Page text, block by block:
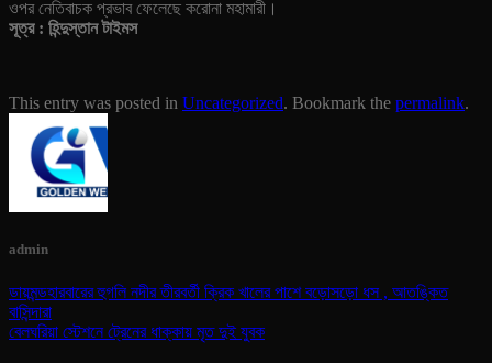
ওপর নেতিবাচক প্রভাব ফেলেছে করোনা মহামারী।
সূত্র : হিন্দুস্তান টাইমস
This entry was posted in Uncategorized. Bookmark the permalink.
admin
ডায়মন্ডহারবারের হুগলি নদীর তীরবর্তী ক্রিক খালের পাশে বড়োসড়ো ধস , আতঙ্কিত
বাসিন্দারা
বেলঘরিয়া স্টেশনে ট্রেনের ধাক্কায় মৃত দুই যুবক